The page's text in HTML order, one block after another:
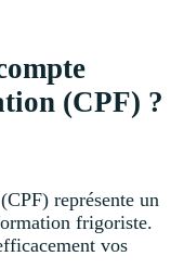
(CPF) ?
représente un
frigoriste.
vos